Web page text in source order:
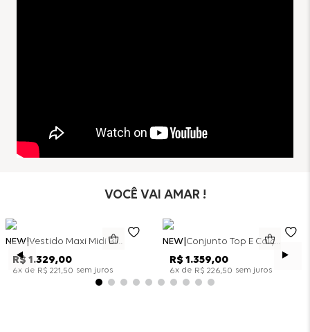
VOCÊ VAI AMAR !
NEW Vestido Maxi Midi Bicolor Alfaitaria Navy - Marinho
R$ 1.329,00
6x de R$ 221,50 sem juros
NEW Conjunto Top E Calça Wide Leg Bicolor Alfaitaria - Off White
R$ 1.359,00
6x de R$ 226,50 sem juros